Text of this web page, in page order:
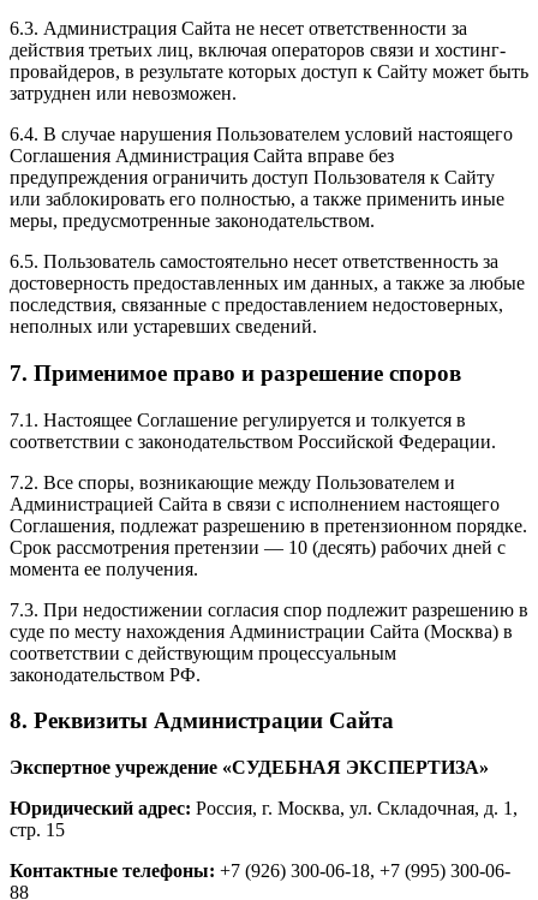
6.3. Администрация Сайта не несет ответственности за
действия третьих лиц, включая операторов связи и хостинг-
провайдеров, в результате которых доступ к Сайту может быть
затруднен или невозможен.
6.4. В случае нарушения Пользователем условий настоящего
Соглашения Администрация Сайта вправе без
предупреждения ограничить доступ Пользователя к Сайту
или заблокировать его полностью, а также применить иные
меры, предусмотренные законодательством.
6.5. Пользователь самостоятельно несет ответственность за
достоверность предоставленных им данных, а также за любые
последствия, связанные с предоставлением недостоверных,
неполных или устаревших сведений.
7. Применимое право и разрешение споров
7.1. Настоящее Соглашение регулируется и толкуется в
соответствии с законодательством Российской Федерации.
7.2. Все споры, возникающие между Пользователем и
Администрацией Сайта в связи с исполнением настоящего
Соглашения, подлежат разрешению в претензионном порядке.
Срок рассмотрения претензии — 10 (десять) рабочих дней с
момента ее получения.
7.3. При недостижении согласия спор подлежит разрешению в
суде по месту нахождения Администрации Сайта (Москва) в
соответствии с действующим процессуальным
законодательством РФ.
8. Реквизиты Администрации Сайта
Экспертное учреждение «СУДЕБНАЯ ЭКСПЕРТИЗА»
Юридический адрес: Россия, г. Москва, ул. Складочная, д. 1,
стр. 15
Контактные телефоны: +7 (926) 300-06-18, +7 (995) 300-06-
88